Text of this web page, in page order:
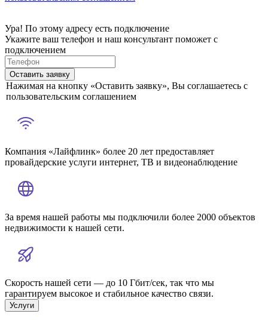
Ура! По этому адресу есть подключение
Укажите ваш телефон и наш консультант поможет с
подключением
Оставить заявку
Нажимая на кнопку «Оставить заявку», Вы соглашаетесь с
пользовательским соглашением
Компания «Лайфлинк» более 20 лет предоставляет
провайдерские услуги интернет, ТВ и видеонаблюдение
За время нашей работы мы подключили более 2000 объектов
недвижимости к нашей сети.
Скорость нашей сети — до 10 Гбит/сек, так что мы
гарантируем высокое и стабильное качество связи.
Услуги